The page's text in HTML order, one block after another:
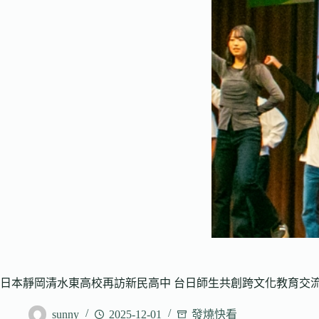
日本靜岡清水東高校再訪新民高中 台日師生共創跨文化教育交
sunny 2025-12-01 發燒快看